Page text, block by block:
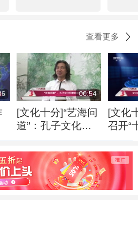
查看更多
00:54
[文化十分]“艺海问
道”：孔子文化形
[文化
召开“